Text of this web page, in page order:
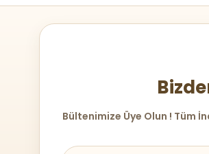
Bültenimize Üye Olun ! Tüm